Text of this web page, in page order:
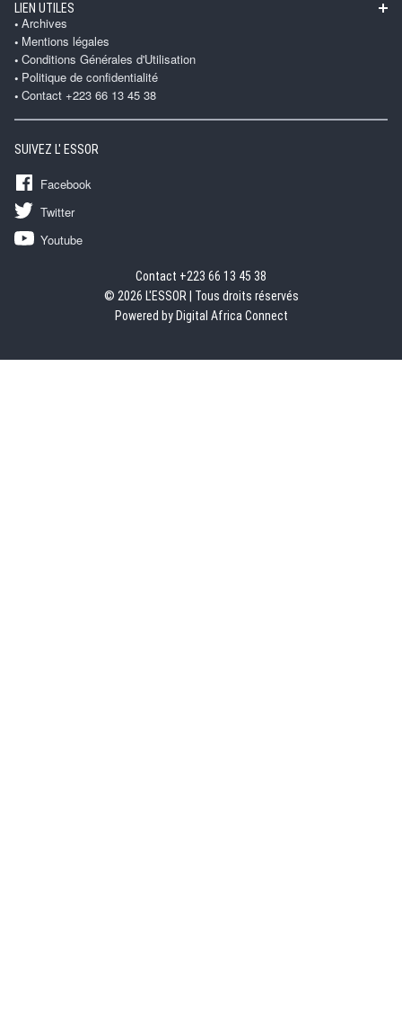
LIEN UTILES
Archives
Mentions légales
Conditions Générales d'Utilisation
Politique de confidentialité
Contact +223 66 13 45 38
SUIVEZ L' ESSOR
Facebook
Twitter
Youtube
Contact +223 66 13 45 38
© 2026 L'ESSOR | Tous droits réservés
Powered by Digital Africa Connect